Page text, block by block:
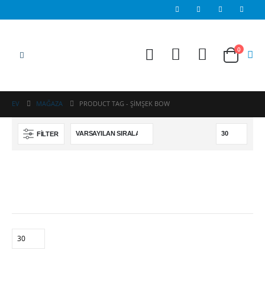
0
EV MAĞAZA PRODUCT TAG - ŞIMŞEK BOW
FILTER